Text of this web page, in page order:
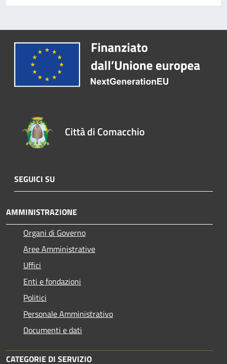
Città di Comacchio
SEGUICI SU
AMMINISTRAZIONE
Organi di Governo
Aree Amministrative
Uffici
Enti e fondazioni
Politici
Personale Amministrativo
Documenti e dati
CATEGORIE DI SERVIZIO